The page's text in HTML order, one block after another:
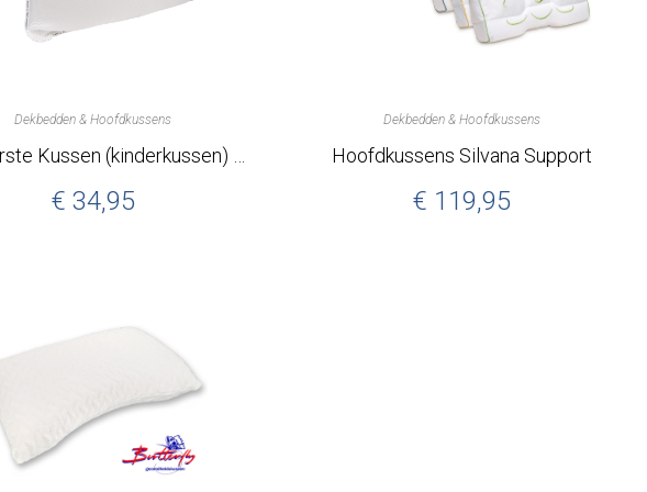
Dekbedden & Hoofdkussens
€ 34,95
Dekbedden & Hoofdkussens
Hoofdkussens Silvana Support
€ 119,95